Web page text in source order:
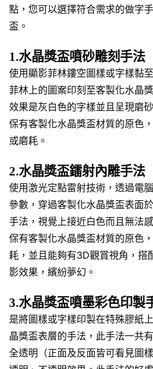
點，您可以選擇符合需求的做字
盃。
1.水晶獎盃噴砂雕刻手法
使用顯影菲林鏤空圖樣或字樣黏
菲林上的圖案印刻至客製化水晶
效果是灰白色的字樣並且呈現磨
保有客製化水晶獎盃材質的原色
或磨耗。
2.水晶獎盃鐳射內雕手法
使用激光定點雷射技術，透過電
參數，穿過客製化水晶獎盃表面
手法，視覺上接近白色而且無法
保有客製化水晶獎盃材質的原色
耗，並且能夠有3D觀賞視角，搭
影效果，繽紛夢幻。
3.水晶獎盃噴墨彩色印製
是將圖樣或字樣印製在特殊膠紙
晶獎盃表層的手法，此手法一共
全透明（正面及反面皆可看見圖